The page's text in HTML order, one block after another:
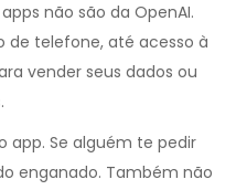
não são da OpenAI.
de telefone, até acesso à
vender seus dados ou
app. Se alguém te pedir
enganado. Também não